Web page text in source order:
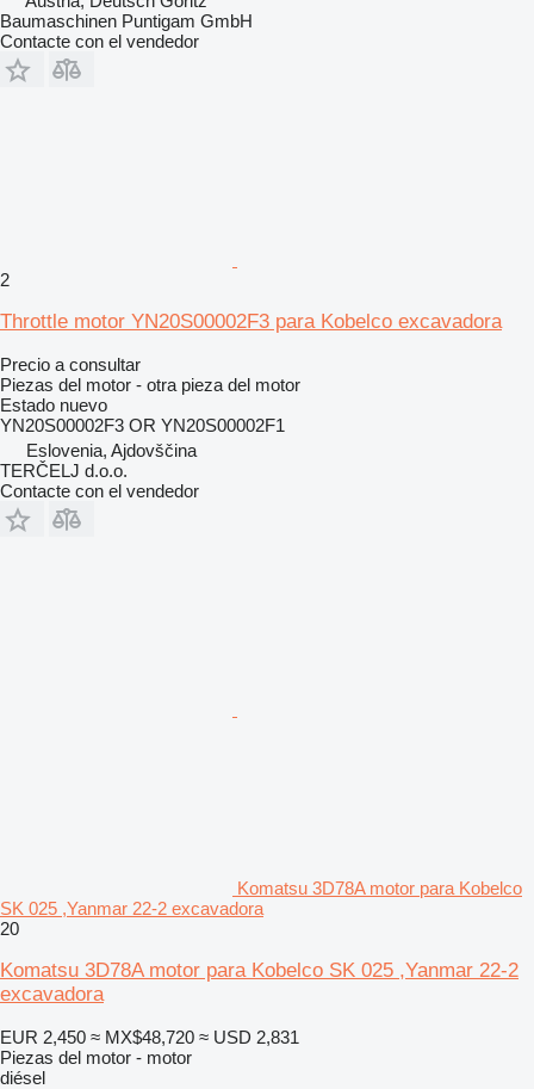
Baumaschinen Puntigam GmbH
Contacte con el vendedor
2
Throttle motor YN20S00002F3 para Kobelco excavadora
Precio a consultar
Piezas del motor - otra pieza del motor
Estado nuevo
YN20S00002F3 OR YN20S00002F1
Eslovenia, Ajdovščina
TERČELJ d.o.o.
Contacte con el vendedor
Komatsu 3D78A motor para Kobelco
SK 025 ,Yanmar 22-2 excavadora
20
Komatsu 3D78A motor para Kobelco SK 025 ,Yanmar 22-2
excavadora
EUR 2,450 ≈ MX$48,720 ≈ USD 2,831
Piezas del motor - motor
diésel